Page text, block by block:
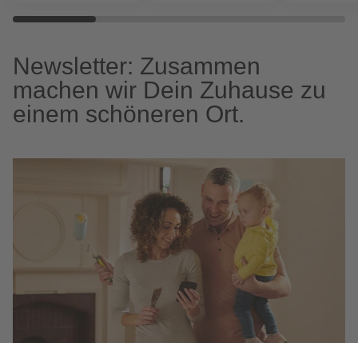
Newsletter: Zusammen
machen wir Dein Zuhause zu
einem schöneren Ort.